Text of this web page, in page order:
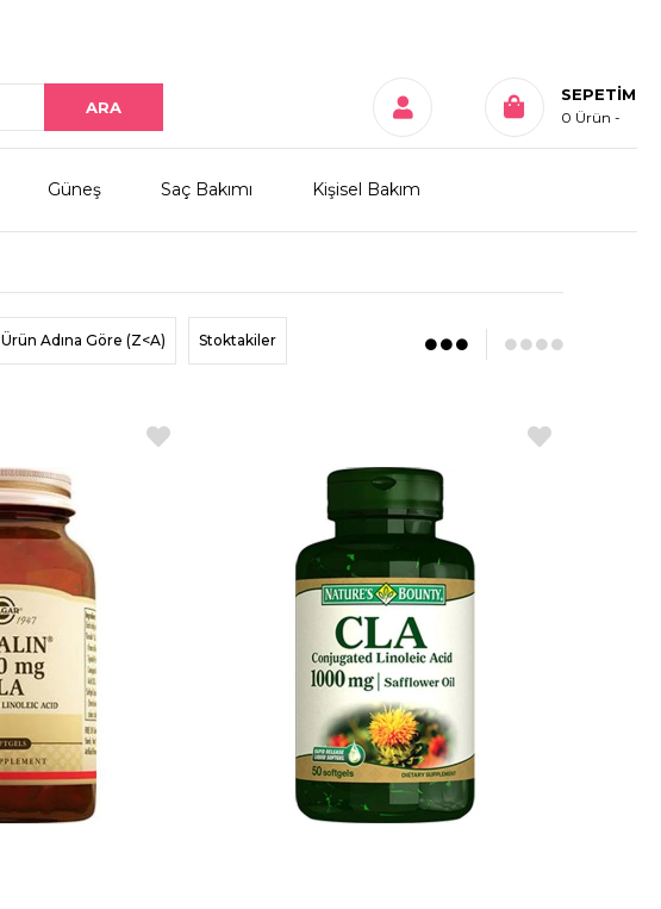
SEPETIM
0 Ürün
Güneş Saç Bakımı Kişisel Bakım
Ürün Adına Göre (Z<A) Stoktakiler